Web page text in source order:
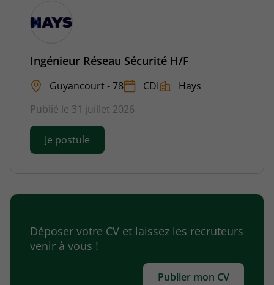
Ingénieur Réseau Sécurité H/F
Guyancourt - 78 CDI
Hays
Publié le 31 juillet 2026
Je postule
Déposer votre CV et laissez les recruteurs
venir à vous !
Publier mon CV